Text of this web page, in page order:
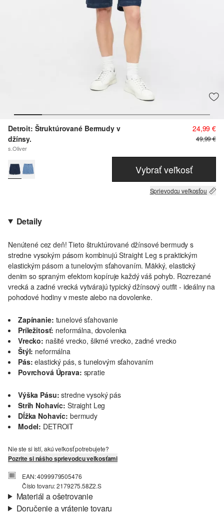
Detroit: Štruktúrované Bermudy v
džínsy.
s.Oliver
24,99 €
49,99 €
Vybrať veľkosť
Sprievodcu veľkosťou
Detaily
Nenútené cez deň! Tieto štruktúrované džínsové bermudy s
stredne vysokým pásom kombinujú Straight Leg s praktickým
elastickým pásom a tunelovým sťahovaním. Mäkký, elastický
denim so spraným efektom kopíruje každý váš pohyb. Rozrezané
vrecká a zadné vrecká vytvárajú typický džínsový outfit - ideálny na
pohodové hodiny v meste alebo na dovolenke.
Zapínanie: tunelové sťahovanie
Príležitosť: neformálna, dovolenka
Vrecko: našité vrecko, šikmé vrecko, zadné vrecko
Štýl: neformálna
Pás: elastický pás, s tunelovým sťahovaním
Povrchová Úprava: spratie
Výška Pásu: stredne vysoký pás
Strih Nohavíc: Straight Leg
Dĺžka Nohavíc: bermudy
Model: DETROIT
Nie ste si istí, akú veľkosť potrebujete?
Pozrite si nášho sprievodcu veľkosťami
EAN: 4099979505476
Číslo tovaru: 2179275.58Z2.S
Materiál a ošetrovanie
Doručenie a vrátenie tovaru